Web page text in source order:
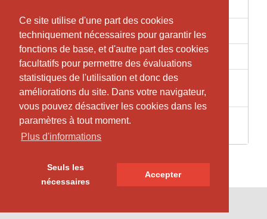
Ce site utilise d'une part des cookies
techniquement nécessaires pour garantir les
fonctions de base, et d'autre part des cookies
facultatifs pour permettre des évaluations
statistiques de l'utilisation et donc des
améliorations du site. Dans votre navigateur,
vous pouvez désactiver les cookies dans les
paramètres à tout moment.
Plus d'informations
Seuls les
nécessaires
Accepter
Ce site utilise d'une part des cookies
techniquement nécessaires pour garantir les
fonctions de base, et d'autre part des cookies
facultatifs pour permettre des évaluations
statistiques de l'utilisation et donc des
améliorations du site. Dans votre navigateur,
vous pouvez désactiver les cookies dans les
paramètres à tout moment.
Plus d'informations
Seuls les
nécessaires
Accepter
7 Einheiten Powerhouse 6 Mois
8 Einheiten Präventionskurs 3 Mois
Einzelstunde
1
Semaines
Probestunde